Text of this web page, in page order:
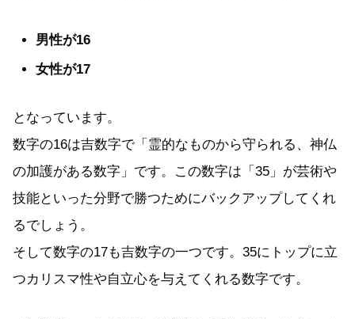
男性が16
女性が17
となっています。
数字の16は吉数字で「霊的なものから守られる、神仏
の加護がある数字」です。この数字は「35」が芸術や
技能といった分野で勝つためにバックアップしてくれ
るでしょう。
そして数字の17も吉数字の一つです。35にトップに立
つカリスマ性や自立心を与えてくれる数字です。